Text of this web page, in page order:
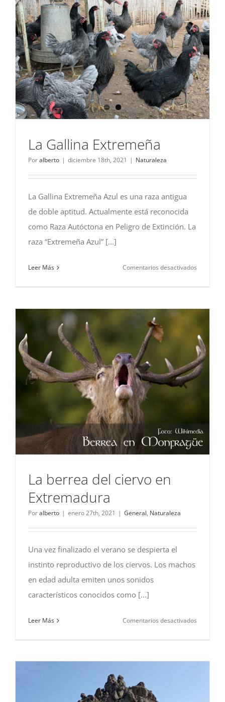
La Gallina Extremeña
Poralberto | diciembre 18th, 2021 | Naturaleza
La Gallina Extremeña Azul es una raza antigua
de doble aptitud. Actualmente está reconocida
como Raza Autóctona en Peligro de Extinción. La
raza “Extremeña Azul” [...]
Leer Más Comentarios desactivados
La berrea del ciervo en
Extremadura
Poralberto | enero 27th, 2021 | General, Naturaleza
Una vez finalizado el verano se despierta el
instinto reproductivo de los ciervos. Los machos
en edad adulta emiten unos sonidos
característicos conocidos como [...]
Leer Más Comentarios desactivados